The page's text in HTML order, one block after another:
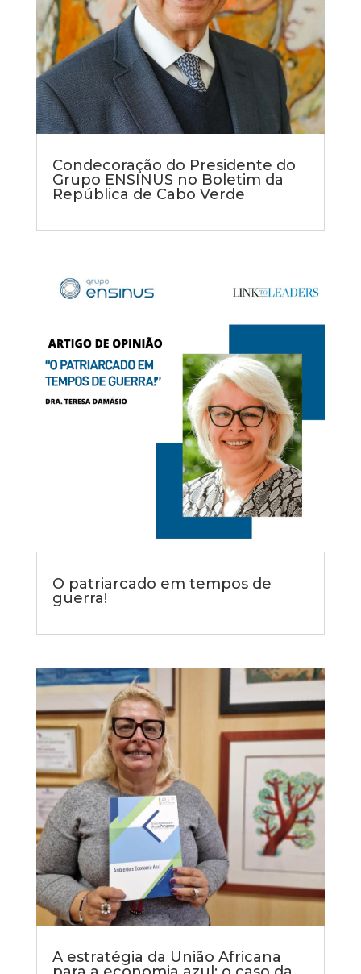
Condecoração do Presidente do
Grupo ENSINUS no Boletim da
República de Cabo Verde
O patriarcado em tempos de
guerra!
A estratégia da União Africana